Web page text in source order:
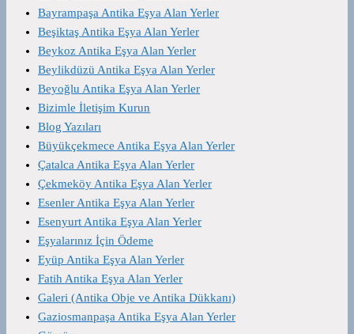
Bayrampaşa Antika Eşya Alan Yerler
Beşiktaş Antika Eşya Alan Yerler
Beykoz Antika Eşya Alan Yerler
Beylikdüzü Antika Eşya Alan Yerler
Beyoğlu Antika Eşya Alan Yerler
Bizimle İletişim Kurun
Blog Yazıları
Büyükçekmece Antika Eşya Alan Yerler
Çatalca Antika Eşya Alan Yerler
Çekmeköy Antika Eşya Alan Yerler
Esenler Antika Eşya Alan Yerler
Esenyurt Antika Eşya Alan Yerler
Eşyalarınız İçin Ödeme
Eyüp Antika Eşya Alan Yerler
Fatih Antika Eşya Alan Yerler
Galeri (Antika Obje ve Antika Dükkanı)
Gaziosmanpaşa Antika Eşya Alan Yerler